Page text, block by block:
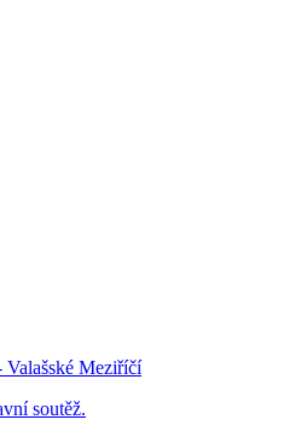
Valašské Meziříčí
soutěž.